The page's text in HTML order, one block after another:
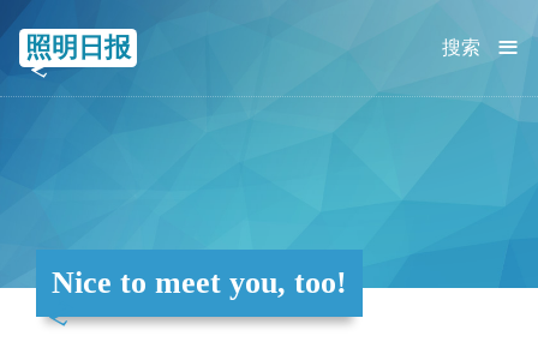
照明日报 ≡
搜索
Nice to meet you, too!